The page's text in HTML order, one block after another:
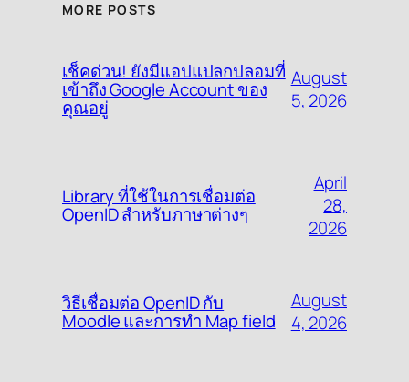
MORE POSTS
เช็คด่วน! ยังมีแอปแปลกปลอมที่
เข้าถึง Google Account ของ
คุณอยู่
August
5, 2026
Library ที่ใช้ในการเชื่อมต่อ
OpenID สำหรับภาษาต่างๆ
April
28,
2026
วิธีเชื่อมต่อ OpenID กับ
Moodle และการทำ Map field
August
4, 2026